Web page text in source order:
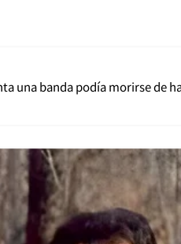
una banda podía morirse de